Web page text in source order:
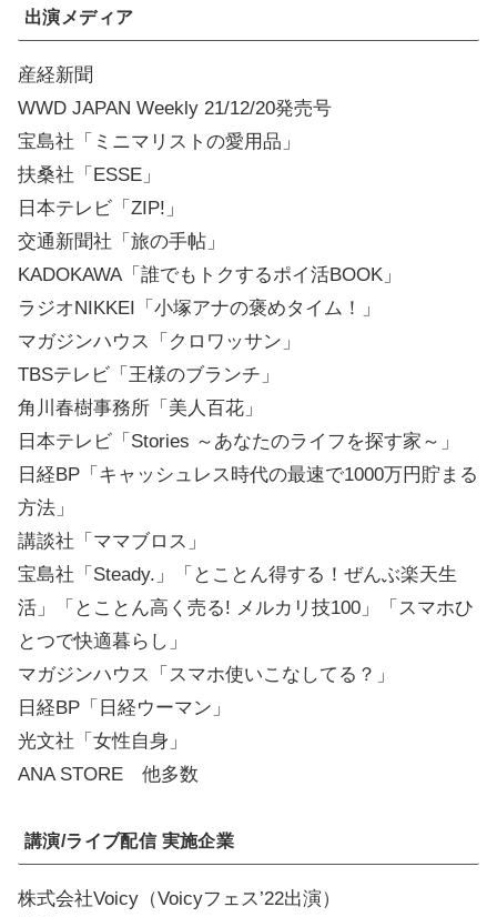
出演メディア
産経新聞
WWD JAPAN Weekly 21/12/20発売号
宝島社「ミニマリストの愛用品」
扶桑社「ESSE」
日本テレビ「ZIP!」
交通新聞社「旅の手帖」
KADOKAWA「誰でもトクするポイ活BOOK」
ラジオNIKKEI「小塚アナの褒めタイム！」
マガジンハウス「クロワッサン」
TBSテレビ「王様のブランチ」
角川春樹事務所「美人百花」
日本テレビ「Stories ～あなたのライフを探す家～」
日経BP「キャッシュレス時代の最速で1000万円貯まる
方法」
講談社「ママブロス」
宝島社「Steady.」「とことん得する！ぜんぶ楽天生
活」「とことん高く売る! メルカリ技100」「スマホひ
とつで快適暮らし」
マガジンハウス「スマホ使いこなしてる？」
日経BP「日経ウーマン」
光文社「女性自身」
ANA STORE 他多数
講演/ライブ配信 実施企業
株式会社Voicy（Voicyフェス’22出演）